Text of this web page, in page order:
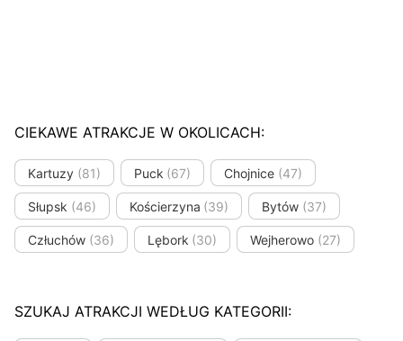
CIEKAWE ATRAKCJE W OKOLICACH:
Kartuzy (81) Puck (67) Chojnice (47)
Słupsk (46) Kościerzyna (39) Bytów (37)
Człuchów (36) Lębork (30) Wejherowo (27)
SZUKAJ ATRAKCJI WEDŁUG KATEGORII: